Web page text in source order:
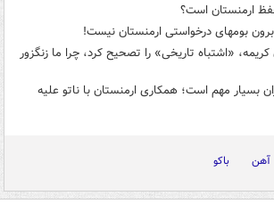
ارمنستان است؟
بومهای درخواستی ارمنستان نیست!
«اشتباه تاریخی» را تصحیح کرد، چرا ما زنگزور
بسیار مهم است؛ همکاری ارمنستان با ناتو علیه
آهن باکو